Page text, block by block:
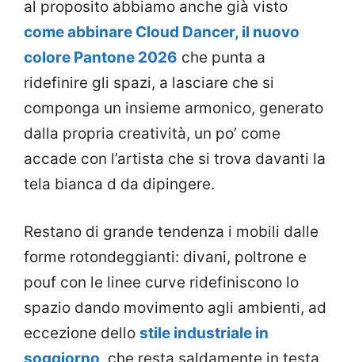
al proposito abbiamo anche già visto
come abbinare Cloud Dancer, il nuovo
colore Pantone 2026 che punta a
ridefinire gli spazi, a lasciare che si
componga un insieme armonico, generato
dalla propria creatività, un po’ come
accade con l’artista che si trova davanti la
tela bianca d da dipingere.
Restano di grande tendenza i mobili dalle
forme rotondeggianti: divani, poltrone e
pouf con le linee curve ridefiniscono lo
spazio dando movimento agli ambienti, ad
eccezione dello stile industriale in